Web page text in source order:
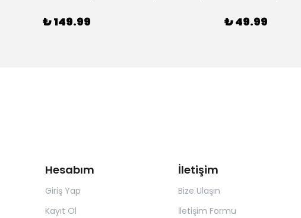
₺ 149.99 ₺ 49.99
Hesabım
Giriş Yap
Kayıt Ol
İletişim
Bize Ulaşın
İletişim Formu